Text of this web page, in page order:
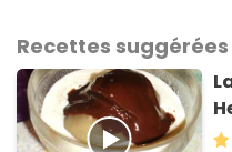
Recettes suggérées